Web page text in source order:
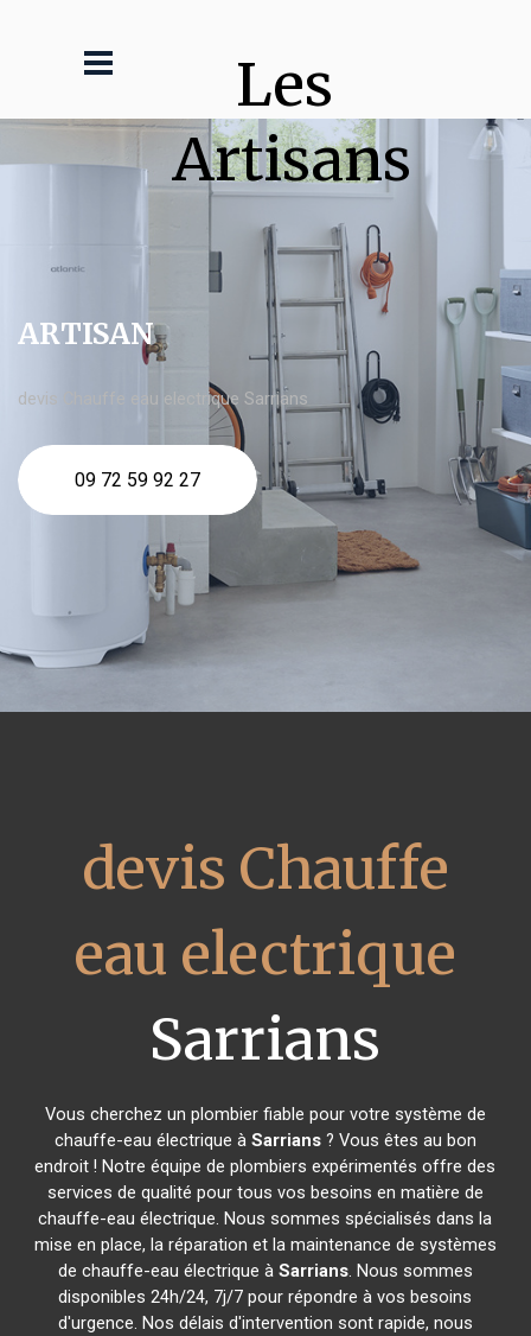
Les
Artisans
ARTISAN
devis Chauffe eau electrique Sarrians
09 72 59 92 27
devis Chauffe
eau electrique
Sarrians
Vous cherchez un plombier fiable pour votre système de
chauffe-eau électrique à Sarrians? Vous êtes au bon
endroit ! Notre équipe de plombiers expérimentés offre des
services de qualité pour tous vos besoins en matière de
chauffe-eau électrique. Nous sommes spécialisés dans la
mise en place, la réparation et la maintenance de systèmes
de chauffe-eau électrique à Sarrians. Nous sommes
disponibles 24h/24, 7j/7 pour répondre à vos besoins
d'urgence. Nos délais d'intervention sont rapide, nous